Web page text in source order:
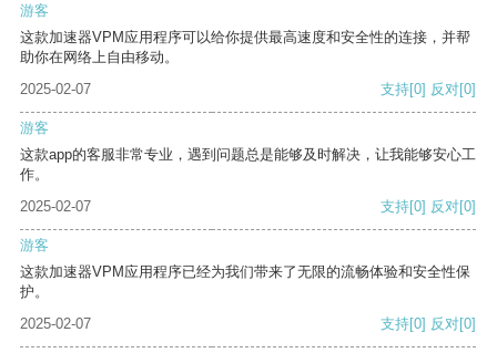
游客
这款加速器VPM应用程序可以给你提供最高速度和安全性的连接，并帮
助你在网络上自由移动。
2025-02-07
支持[0] 反对[0]
游客
这款app的客服非常专业，遇到问题总是能够及时解决，让我能够安心工
作。
2025-02-07
支持[0] 反对[0]
游客
这款加速器VPM应用程序已经为我们带来了无限的流畅体验和安全性保
护。
2025-02-07
支持[0] 反对[0]